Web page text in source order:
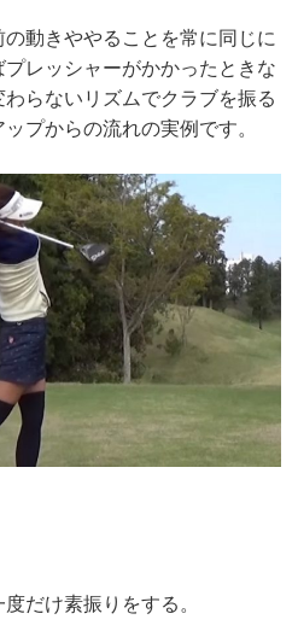
動きややることを常に同じに
レッシャーがかかったときな
らないリズムでクラブを振る
プからの流れの実例です。
だけ素振りをする。